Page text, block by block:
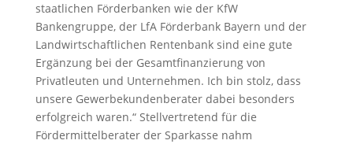
staatlichen Förderbanken wie der KfW
Bankengruppe, der LfA Förderbank Bayern und der
Landwirtschaftlichen Rentenbank sind eine gute
Ergänzung bei der Gesamtfinanzierung von
Privatleuten und Unternehmen. Ich bin stolz, dass
unsere Gewerbekundenberater dabei besonders
erfolgreich waren.“ Stellvertretend für die
Fördermittelberater der Sparkasse nahm